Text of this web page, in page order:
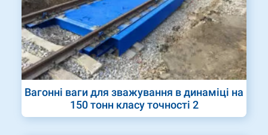
Вагонні ваги для зважування в динаміці на
150 тонн класу точності 2